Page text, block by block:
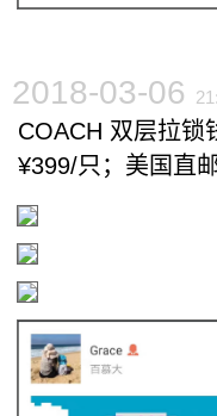
2018-03-06
COACH 双层拉锁
¥399/只；美国直邮